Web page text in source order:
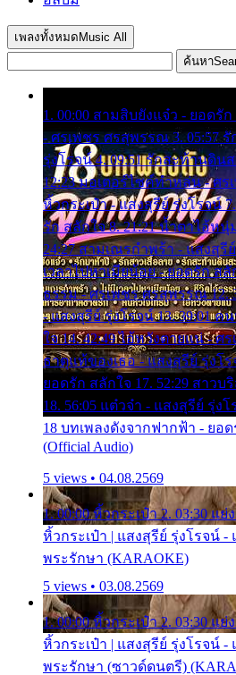
เพลงทั้งหมด Music All
ค้นหา
1. 00:00 สามสิบยังแจ๋ว - ยอดรั
- ศรเพชร ศรสุพรรณ 3. 05:57
รุ่งโรจน์ 4. 09:51 รักสะท้านดิน
12:23 มอเตอร์ไซค์ทำหล่น - ศร
หิ้วกระเป๋า - แสงสุรีย์ รุ่งโรจน์
รัก สลักใจ 8. 21:21 น้ำตาไอ้ห
24:27 สามเณรกำพร้า - แสงสุรี
เวลาไปหาเมียน้อย - ยอดรัก สลั
ธรรม - ศรเพชร ศรสุพรรณ 12.
- แสงสุรีย์ รุ่งโรจน์ 13. 39:01
ใจ 14. 42:49 ไอ้หวังตายแน่ - ศ
ธาตุแท้ของเธอ - แสงสุรีย์ รุ่งโ
ยอดรัก สลักใจ 17. 52:29 สาว
18. 56:05 แต๋วจ๋า - แสงสุรีย์ รุ่งโ
18 บทเพลงดังจากฟากฟ้า - ยอ
(Official Audio)
5 views • 04.08.2569
1. 00:00 หิ้วกระเป๋า 2. 03:30 แย่
หิ้วกระเป๋า | แสงสุรีย์ รุ่งโรจน์ -
พระรักษา (KARAOKE)
5 views • 03.08.2569
1. 00:00 หิ้วกระเป๋า 2. 03:30 แย่
หิ้วกระเป๋า | แสงสุรีย์ รุ่งโรจน์ -
พระรักษา (ซาวด์ดนตรี)